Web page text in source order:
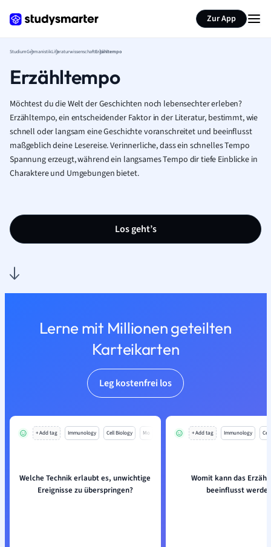
Zur App
StudiumGermanistikLiteraturwissenschaftErzähltempo
Erzähltempo
Möchtest du die Welt der Geschichten noch lebensechter erleben?
Erzähltempo, ein entscheidender Faktor in der Literatur, bestimmt, wie
schnell oder langsam eine Geschichte voranschreitet und beeinflusst
maßgeblich deine Lesereise. Verinnerliche, dass ein schnelles Tempo
Spannung erzeugt, während ein langsames Tempo dir tiefe Einblicke in
Charaktere und Umgebungen bietet.
Los geht’s
Lerne mit Millionen geteilten
Karteikarten
Leg kostenfrei los
+ Add tag Immunology Cell Biology Mo
Welche Technik erlaubt es, unwichtige
Ereignisse zu überspringen?
+ Add tag Immunology
Womit kann das
beeinflusst